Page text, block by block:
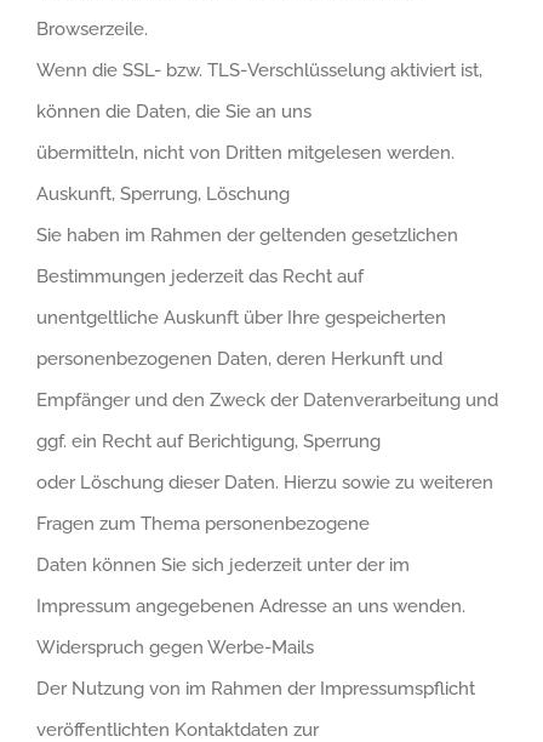
Browserzeile.
Wenn die SSL- bzw. TLS-Verschlüsselung aktiviert ist,
können die Daten, die Sie an uns
übermitteln, nicht von Dritten mitgelesen werden.
Auskunft, Sperrung, Löschung
Sie haben im Rahmen der geltenden gesetzlichen
Bestimmungen jederzeit das Recht auf
unentgeltliche Auskunft über Ihre gespeicherten
personenbezogenen Daten, deren Herkunft und
Empfänger und den Zweck der Datenverarbeitung und
ggf. ein Recht auf Berichtigung, Sperrung
oder Löschung dieser Daten. Hierzu sowie zu weiteren
Fragen zum Thema personenbezogene
Daten können Sie sich jederzeit unter der im
Impressum angegebenen Adresse an uns wenden.
Widerspruch gegen Werbe-Mails
Der Nutzung von im Rahmen der Impressumspflicht
veröffentlichten Kontaktdaten zur